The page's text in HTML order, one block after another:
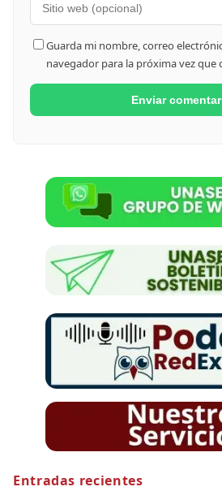
Guarda mi nombre, correo
navegador para la próxima vez que
Entradas recientes